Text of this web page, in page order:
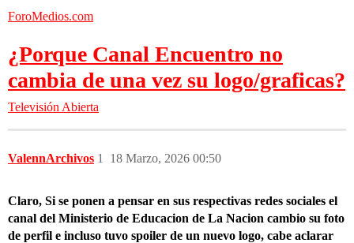
ForoMedios.com
¿Porque Canal Encuentro no
cambia de una vez su logo/graficas?
Televisión Abierta
ValennArchivos 18 Marzo, 2026 00:50
1
Claro, Si se ponen a pensar en sus respectivas redes sociales el
canal del Ministerio de Educacion de La Nacion cambio su foto
de perfil e incluso tuvo spoiler de un nuevo logo, cabe aclarar